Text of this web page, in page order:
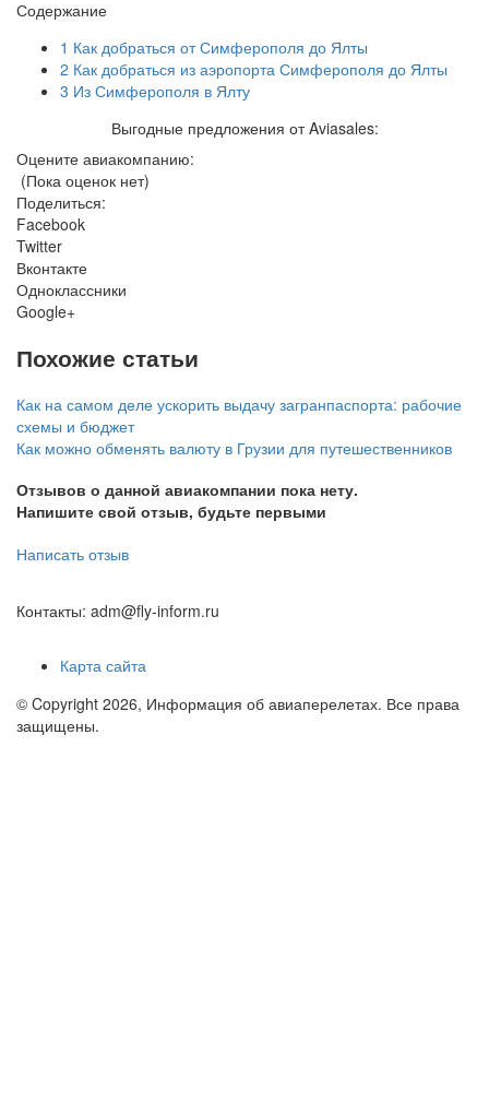
Содержание
1 Как добраться от Симферополя до Ялты
2 Как добраться из аэропорта Симферополя до Ялты
3 Из Симферополя в Ялту
Выгодные предложения от Aviasales:
Оцените авиакомпанию:
(Пока оценок нет)
Поделиться:
Facebook
Twitter
Вконтакте
Одноклассники
Google+
Похожие статьи
Как на самом деле ускорить выдачу загранпаспорта: рабочие
схемы и бюджет
Как можно обменять валюту в Грузии для путешественников
Отзывов о данной авиакомпании пока нету.
Напишите свой отзыв, будьте первыми
Написать отзыв
Контакты: adm@fly-inform.ru
Карта сайта
© Copyright 2026, Информация об авиаперелетах. Все права
защищены.